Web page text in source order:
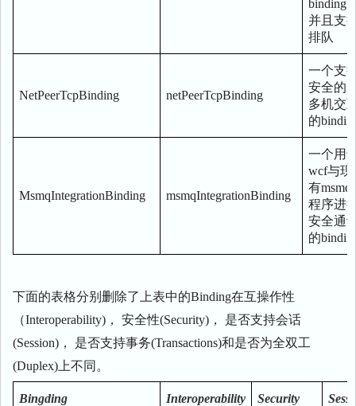
binding
并且支
排队
NetPeerTcpBinding netPeerTcpBinding
一个支
安全的
多机交
的
MsmqIntegrationBinding msmqIntegrationBinding
一个用
wcf与现
有msmq
程序进
安全通
的
下面的表格分别删除了上表中的Binding在互操作性
（Interoperability)， 安全性(Security)， 是否支持会话
(Session)， 是否支持事务(Transactions)和是否为全双工
(Duplex)上不同。
Bingding Interoperability Security